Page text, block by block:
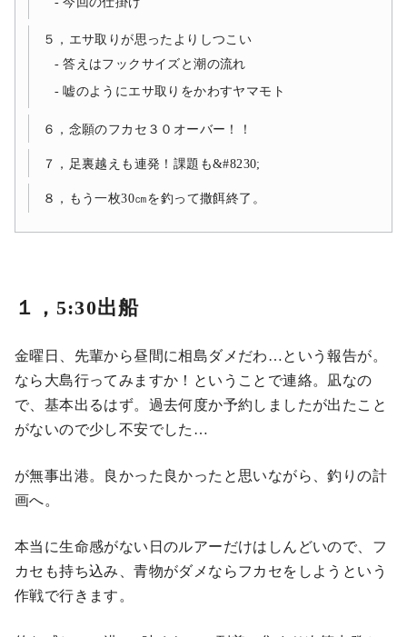
５，エサ取りが思ったよりしつこい
答えはフックサイズと潮の流れ
嘘のようにエサ取りをかわすヤマモト
６，念願のフカセ３０オーバー！！
７，足裏越えも連発！課題も&#8230;
８，もう一枚30㎝を釣って撒餌終了。
１，5:30出船
金曜日、先輩から昼間に相島ダメだわ…という報告が。
なら大島行ってみますか！ということで連絡。凪なの
で、基本出るはず。過去何度か予約しましたが出たこと
がないので少し不安でした…
が無事出港。良かった良かったと思いながら、釣りの計
画へ。
本当に生命感がない日のルアーだけはしんどいので、フ
カセも持ち込み、青物がダメならフカセをしようという
作戦で行きます。